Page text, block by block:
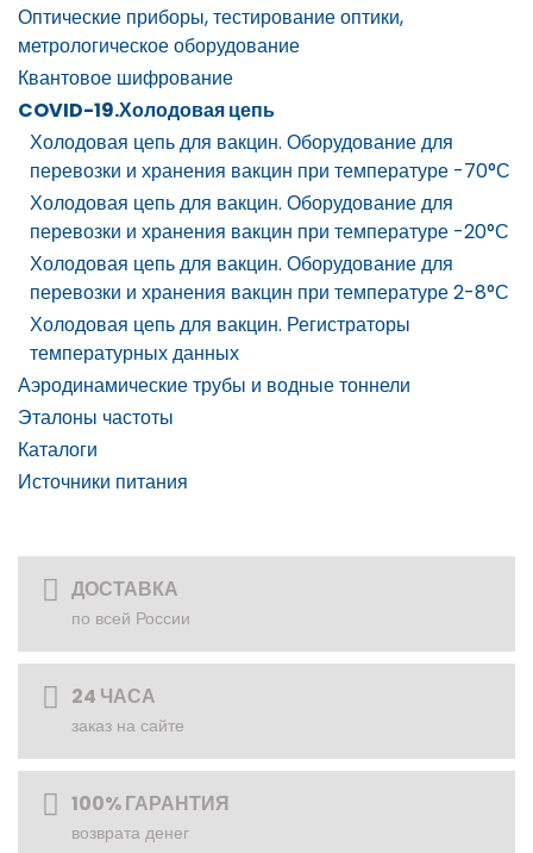
Оптические приборы, тестирование оптики,
метрологическое оборудование
Квантовое шифрование
COVID-19.Холодовая цепь
Холодовая цепь для вакцин. Оборудование для
перевозки и хранения вакцин при температуре -70°С
Холодовая цепь для вакцин. Оборудование для
перевозки и хранения вакцин при температуре -20°С
Холодовая цепь для вакцин. Оборудование для
перевозки и хранения вакцин при температуре 2-8°С
Холодовая цепь для вакцин. Регистраторы
температурных данных
Аэродинамические трубы и водные тоннели
Эталоны частоты
Каталоги
Источники питания
ДОСТАВКА
по всей России
24 ЧАСА
заказ на сайте
100% ГАРАНТИЯ
возврата денег